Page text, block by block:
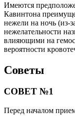
Имеются
Кавинтона
нежели на ночь (из-
нежелательности
влияющими на
вероятности
Советы
СОВЕТ №1
Перед началом